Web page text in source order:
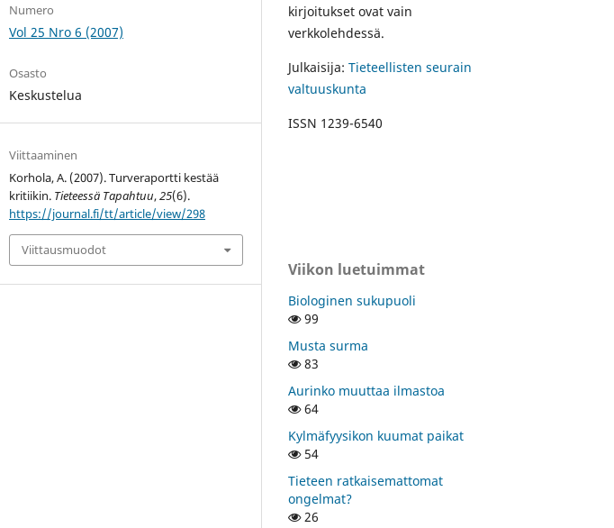
Numero
Vol 25 Nro 6 (2007)
Osasto
Keskustelua
Viittaaminen
Korhola, A. (2007). Turveraportti kestää
kritiikin. Tieteessä Tapahtuu,25(6).
https://journal.fi/tt/article/view/298
Viittausmuodot
kirjoitukset ovat vain
verkkolehdessä.
Julkaisija: Tieteellisten seurain
valtuuskunta
ISSN 1239-6540
Viikon luetuimmat
Biologinen sukupuoli
99
Musta surma
83
Aurinko muuttaa ilmastoa
64
Kylmäfyysikon kuumat paikat
54
Tieteen ratkaisemattomat
ongelmat?
26